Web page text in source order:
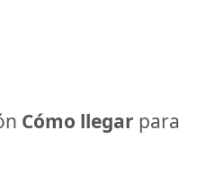
Cómo llegar para